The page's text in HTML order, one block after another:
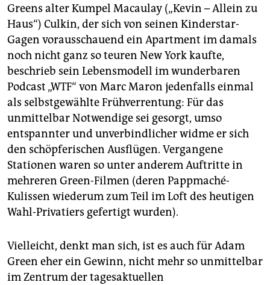
Greens alter Kumpel Macaulay („Kevin – Allein zu
Haus“) Culkin, der sich von seinen Kinderstar-
Gagen vorausschauend ein Apartment im damals
noch nicht ganz so teuren New York kaufte,
beschrieb sein Lebensmodell im wunderbaren
Pod­cast „WTF“ von Marc Maron jedenfalls einmal
als selbstgewählte Frühverrentung: Für das
unmittelbar Notwendige sei gesorgt, umso
entspannter und unverbindlicher widme er sich
den schöpferischen Ausflügen. Vergangene
Stationen waren so unter anderem Auftritte in
mehreren Green-Filmen (deren Pappmaché-
Kulissen wiederum zum Teil im Loft des heutigen
Wahl-Privatiers gefertigt wurden).
Vielleicht, denkt man sich, ist es auch für Adam
Green eher ein Gewinn, nicht mehr so unmittelbar
im Zentrum der tagesaktuellen